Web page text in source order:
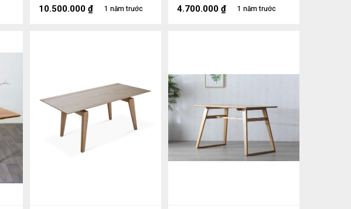
1 năm trước
10.500.000 ₫ 1 năm trước
4.700.000 ₫